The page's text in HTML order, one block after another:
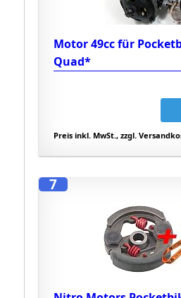
Motor 49cc für
Quad*
Preis inkl. MwSt., zzgl.
7